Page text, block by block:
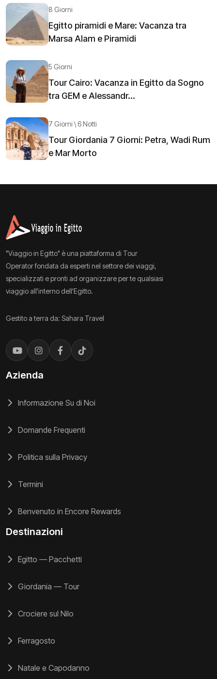
8 Giorni
Egitto piramidi e Mare: Vacanza tra
Marsa Alam e Piramidi
5 Giorni
Tour Cairo: Vacanza in Egitto da Sogno
tra GEM e Alessandr...
7 Giorni \ 6 Notti
Tour Giordania 7 Giorni: Petra, Wadi Rum
e Mar Morto
"Viaggio in Egitto" è una piattaforma di Tour
Operator fondata da esperti nel settore dei viaggi,
specializzati e pronti ad organizzare per te qualsiasi
viaggio all'interno dell'Egitto.
Gestito a terra da: Sahara Travel
Azienda
Informazione Su di Noi
Domande Frequenti
Politica sulla Privacy
Termini
Benvenuto in Encore Rewards
Destinazioni
Egitto — Pacchetti
Giordania — Tour
Crociere sul Nilo
Ferragosto
Natale e Capodanno